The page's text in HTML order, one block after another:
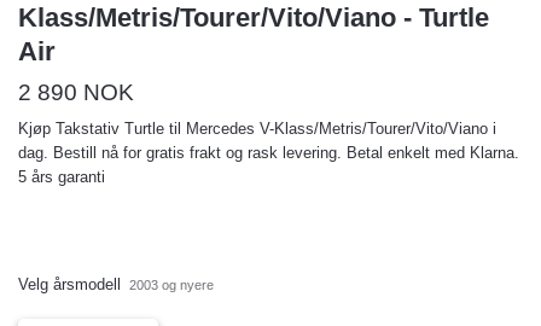
Klass/Metris/Tourer/Vito/Viano - Turtle
Air
2 890 NOK
Kjøp Takstativ Turtle til Mercedes V-Klass/Metris/Tourer/Vito/Viano i
dag. Bestill nå for gratis frakt og rask levering. Betal enkelt med Klarna.
5 års garanti
Velg årsmodell 2003 og nyere